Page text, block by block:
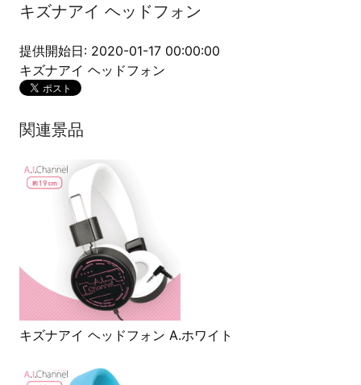
キズナアイ ヘッドフォン
提供開始日: 2020-01-17 00:00:00
キズナアイ ヘッドフォン
関連景品
キズナアイ ヘッドフォン A.ホワイト